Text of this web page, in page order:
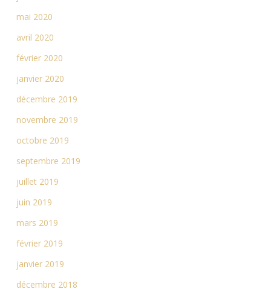
mai 2020
avril 2020
février 2020
janvier 2020
décembre 2019
novembre 2019
octobre 2019
septembre 2019
juillet 2019
juin 2019
mars 2019
février 2019
janvier 2019
décembre 2018